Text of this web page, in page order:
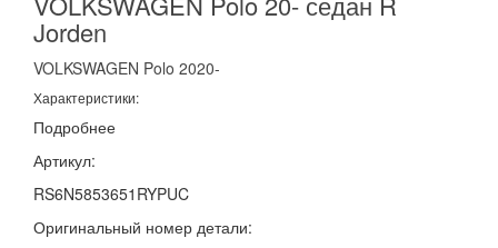
Jorden
VOLKSWAGEN Polo 2020-
Характеристики:
Подробнее
Артикул:
RS6N5853651RYPUC
Оригинальный номер детали: